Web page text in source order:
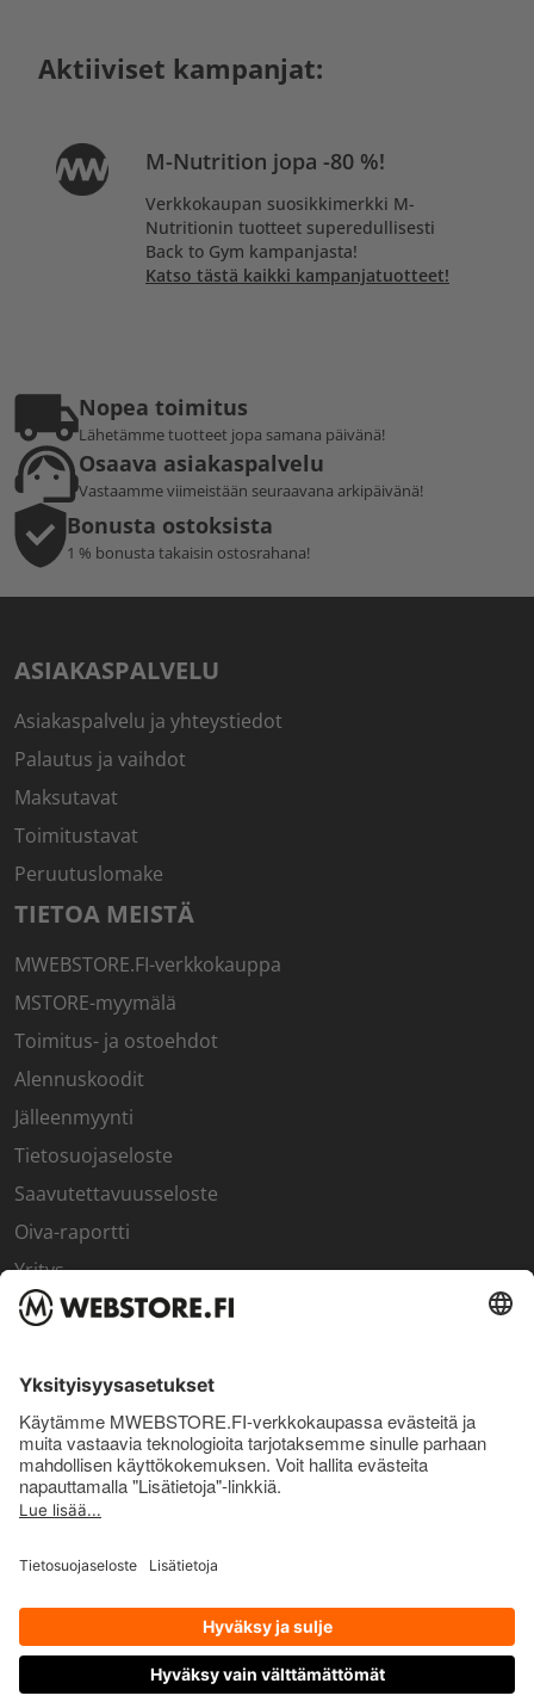
Aktiiviset kampanjat:
M-Nutrition jopa -80 %!
Verkkokaupan suosikkimerkki M-
Nutritionin tuotteet superedullisesti
Back to Gym kampanjasta!
Katso tästä kaikki kampanjatuotteet!
Nopea toimitus
Lähetämme tuotteet jopa samana päivänä!
Osaava asiakaspalvelu
Vastaamme viimeistään seuraavana arkipäivänä!
Bonusta ostoksista
1 % bonusta takaisin ostosrahana!
ASIAKASPALVELU
Asiakaspalvelu ja yhteystiedot
Palautus ja vaihdot
Maksutavat
Toimitustavat
Peruutuslomake
TIETOA MEISTÄ
MWEBSTORE.FI-verkkokauppa
MSTORE-myymälä
Toimitus- ja ostoehdot
Alennuskoodit
Jälleenmyynti
Tietosuojaseloste
Saavutettavuusseloste
Oiva-raportti
Yritys
SISÄPIIRI
Sisäpiirin bonusohjelma
Uutiskirje
Uutiset ja artikkelit
© Pro Nutrition Finland Oy. 2026. Kaikki oikeudet pidätetään.
OTA YHTEYTTÄ